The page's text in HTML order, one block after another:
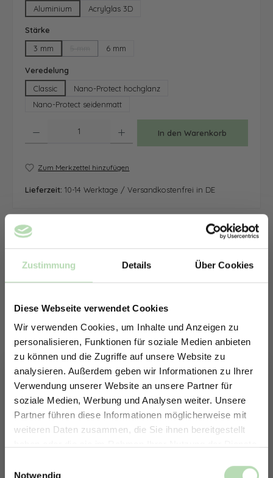
Zustimmung Details Über Cookies
Diese Webseite verwendet Cookies
Wir verwenden Cookies, um Inhalte und Anzeigen zu
personalisieren, Funktionen für soziale Medien anbieten
zu können und die Zugriffe auf unsere Website zu
analysieren. Außerdem geben wir Informationen zu Ihrer
Verwendung unserer Website an unsere Partner für
soziale Medien, Werbung und Analysen weiter. Unsere
Partner führen diese Informationen möglicherweise mit
weiteren Daten zusammen, die Sie ihnen bereitgestellt
Notwendig
Aluminium
Acrylglas 3D
Stärke
3 mm
(Diese Option ist zurzeit nicht verfügbar.)
6 mm
Veredelung
Classic
Nano-Protect hochglanz
Nano-Protect seidenmatt
In den Warenkorb
Zum Merkzettel hinzufügen
Lieferzeit: 10-14 Werktage / Versandkostenfrei in DE
Erstelle in nur 4 Schritten deine
ERHALTE 5% RABATT AUF
DEINE RÜCKWÄNDE